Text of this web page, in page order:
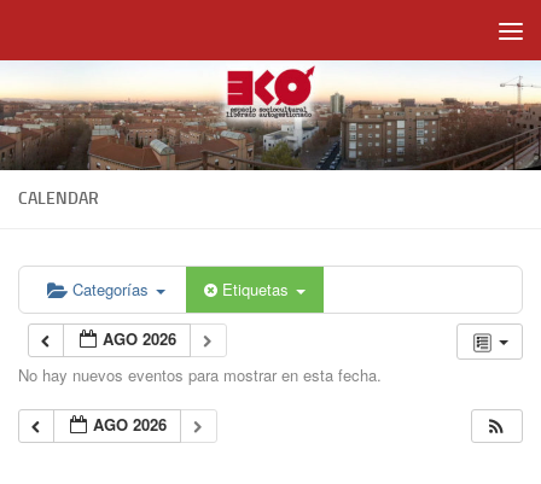
CALENDAR
Categorías Etiquetas
AGO 2026
No hay nuevos eventos para mostrar en esta fecha.
AGO 2026